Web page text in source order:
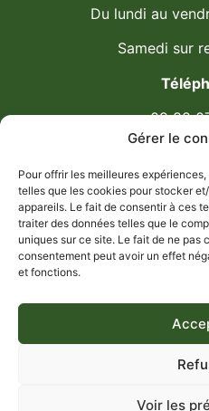
Gérer le
Pour offrir les meilleures
telles que les cookies pour stocker
appareils. Le fait de consentir à ces
traiter des données telles que le
uniques sur ce site. Le fait de ne pas
consentement peut avoir un effet
et fonctions.
Voir les
Du lundi au
Samedi sur
09 88